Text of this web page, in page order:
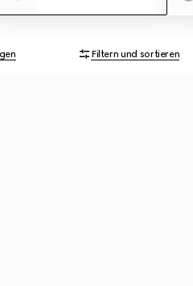
Filtern und sortieren